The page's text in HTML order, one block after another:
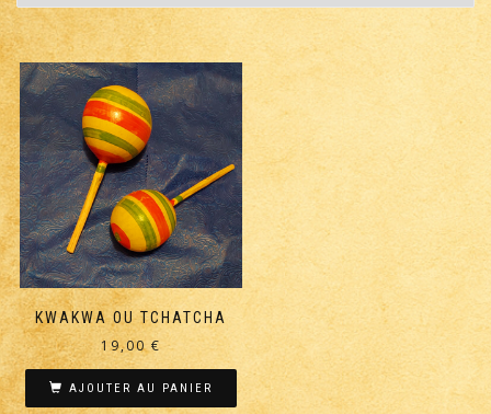
KWAKWA OU TCHATCHA
19,00 €
AJOUTER AU PANIER